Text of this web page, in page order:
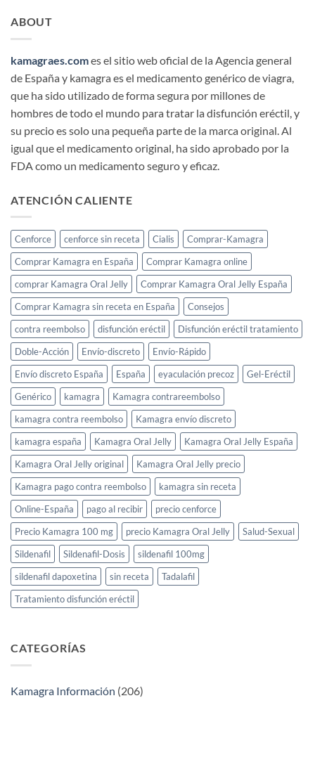
ABOUT
kamagraes.comes el sitio web oficial de la Agencia general
de España y kamagra es el medicamento genérico de viagra,
que ha sido utilizado de forma segura por millones de
hombres de todo el mundo para tratar la disfunción eréctil, y
su precio es solo una pequeña parte de la marca original. Al
igual que el medicamento original, ha sido aprobado por la
FDA como un medicamento seguro y eficaz.
ATENCIÓN CALIENTE
Cenforce cenforce sin receta Cialis
Comprar-Kamagra
Comprar Kamagra en España
Comprar Kamagra online
comprar Kamagra Oral Jelly
Comprar Kamagra Oral Jelly España
Comprar Kamagra sin receta en España
Consejos
contra reembolso
disfunción eréctil
Disfunción eréctil tratamiento
Doble-Acción
Envío-discreto
Envío-Rápido
Envío discreto España
España eyaculación precoz
Gel-Eréctil
Genérico
kamagra
Kamagra contrareembolso
kamagra contra reembolso
Kamagra envío discreto
kamagra españa
Kamagra Oral Jelly
Kamagra Oral Jelly España
Kamagra Oral Jelly original
Kamagra Oral Jelly precio
Kamagra pago contra reembolso
kamagra sin receta
Online-España
pago al recibir
precio cenforce
Precio Kamagra 100 mg
precio Kamagra Oral Jelly
Salud-Sexual
Sildenafil
Sildenafil-Dosis
sildenafil 100mg
sildenafil dapoxetina
sin receta
Tadalafil
Tratamiento disfunción eréctil
CATEGORÍAS
Kamagra Información (206)